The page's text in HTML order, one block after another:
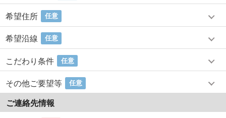
希望住所 任意
希望沿線 任意
こだわり条件 任意
その他ご要望等 任意
ご連絡先情報